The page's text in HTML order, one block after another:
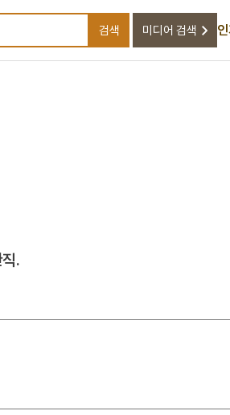
검색어를 입력하세요
검색 미디어 검색
.